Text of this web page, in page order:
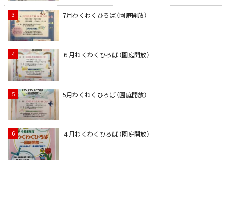
7月わくわくひろば（園庭開放）
６月わくわくひろば（園庭開放）
5月わくわくひろば（園庭開放）
４月わくわくひろば（園庭開放）